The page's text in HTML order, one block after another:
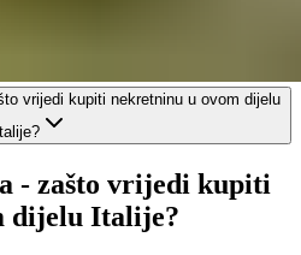
vrijedi kupiti nekretninu u ovom dijelu
Italije?
- zašto vrijedi kupiti
dijelu Italije?